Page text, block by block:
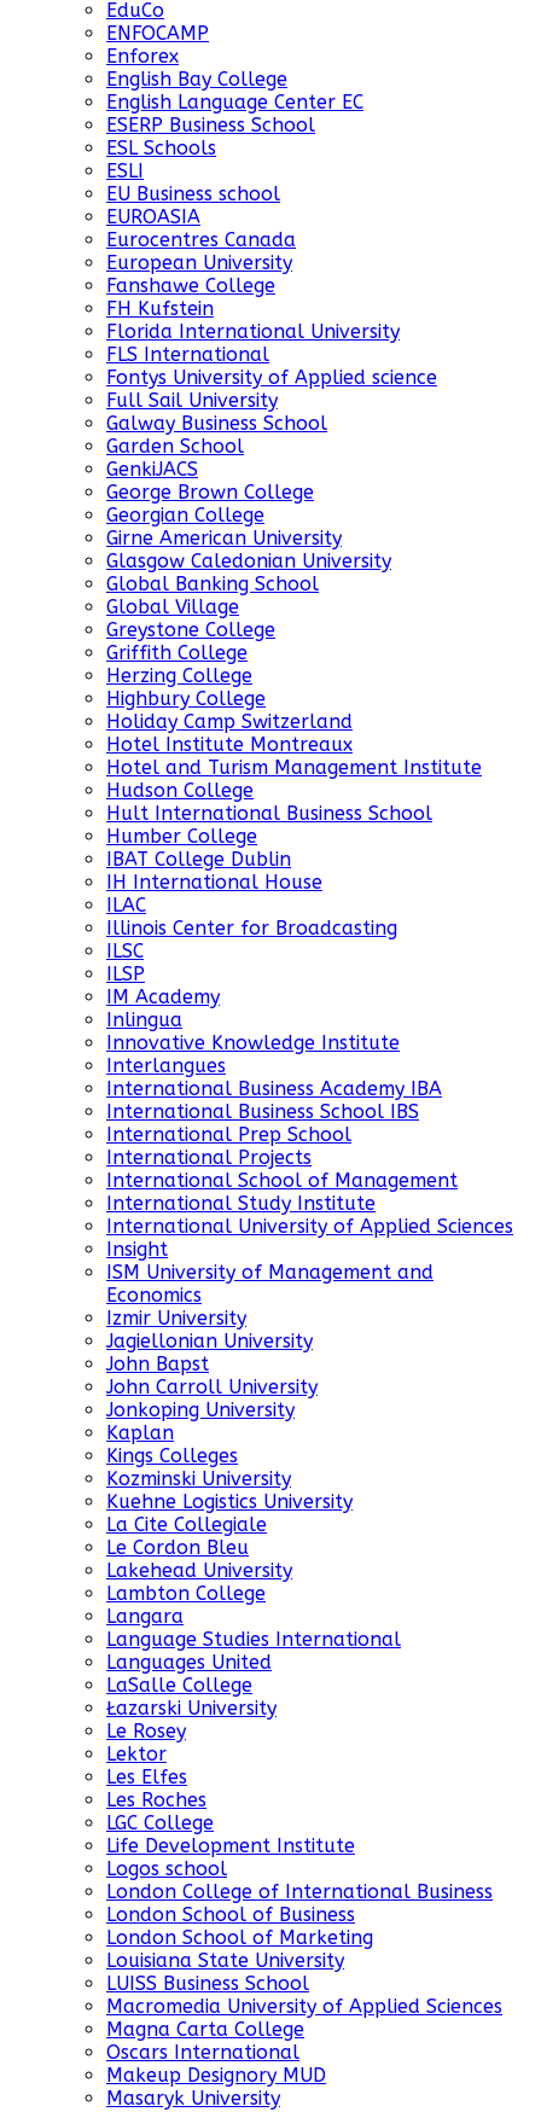
EduCo
ENFOCAMP
Enforex
English Bay College
English Language Center EC
ESERP Business School
ESL Schools
ESLI
EU Business school
EUROASIA
Eurocentres Canada
European University
Fanshawe College
FH Kufstein
Florida International University
FLS International
Fontys University of Applied science
Full Sail University
Galway Business School
Garden School
GenkiJACS
George Brown College
Georgian College
Girne American University
Glasgow Caledonian University
Global Banking School
Global Village
Greystone College
Griffith College
Herzing College
Highbury College
Holiday Camp Switzerland
Hotel Institute Montreaux
Hotel and Turism Management Institute
Hudson College
Hult International Business School
Humber College
IBAT College Dublin
IH International House
ILAC
Illinois Center for Broadcasting
ILSC
ILSP
IM Academy
Inlingua
Innovative Knowledge Institute
Interlangues
International Business Academy IBA
International Business School IBS
International Prep School
International Projects
International School of Management
International Study Institute
International University of Applied Sciences
Insight
ISM University of Management and
Economics
Izmir University
Jagiellonian University
John Bapst
John Carroll University
Jonkoping University
Kaplan
Kings Colleges
Kozminski University
Kuehne Logistics University
La Cite Collegiale
Le Cordon Bleu
Lakehead University
Lambton College
Langara
Language Studies International
Languages United
LaSalle College
Łazarski University
Le Rosey
Lektor
Les Elfes
Les Roches
LGC College
Life Development Institute
Logos school
London College of International Business
London School of Business
London School of Marketing
Louisiana State University
LUISS Business School
Macromedia University of Applied Sciences
Magna Carta College
Oscars International
Makeup Designory MUD
Masaryk University